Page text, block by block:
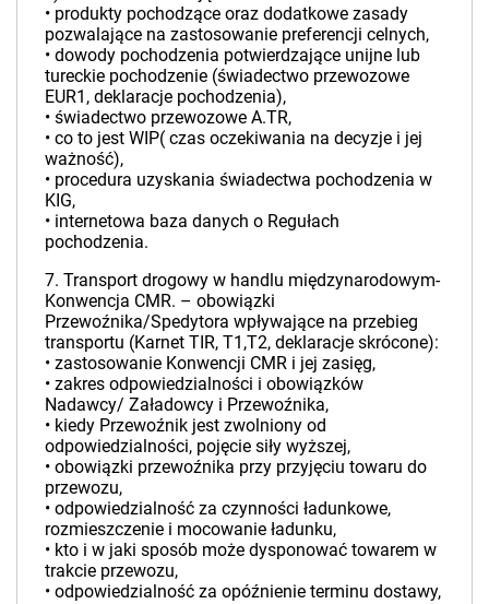
• produkty pochodzące oraz dodatkowe zasady
pozwalające na zastosowanie preferencji celnych,
• dowody pochodzenia potwierdzające unijne lub
tureckie pochodzenie (świadectwo przewozowe
EUR1, deklaracje pochodzenia),
• świadectwo przewozowe A.TR,
• co to jest WIP( czas oczekiwania na decyzje i jej
ważność),
• procedura uzyskania świadectwa pochodzenia w
KIG,
• internetowa baza danych o Regułach
pochodzenia.
7. Transport drogowy w handlu międzynarodowym-
Konwencja CMR. – obowiązki
Przewoźnika/Spedytora wpływające na przebieg
transportu (Karnet TIR, T1,T2, deklaracje skrócone):
• zastosowanie Konwencji CMR i jej zasięg,
• zakres odpowiedzialności i obowiązków
Nadawcy/ Załadowcy i Przewoźnika,
• kiedy Przewoźnik jest zwolniony od
odpowiedzialności, pojęcie siły wyższej,
• obowiązki przewoźnika przy przyjęciu towaru do
przewozu,
• odpowiedzialność za czynności ładunkowe,
rozmieszczenie i mocowanie ładunku,
• kto i w jaki sposób może dysponować towarem w
trakcie przewozu,
• odpowiedzialność za opóźnienie terminu dostawy,